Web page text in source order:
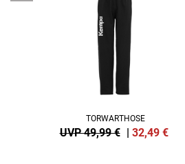
TORWARTHOSE
UVP 49,99 € | 32,49 €